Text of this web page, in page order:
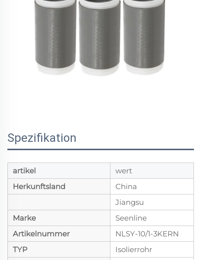
Spezifikation
artikel
wert
Herkunftsland
China
Jiangsu
Marke
Seenline
Artikelnummer
NLSY-10/1-3KERN
TYP
Isolierrohr